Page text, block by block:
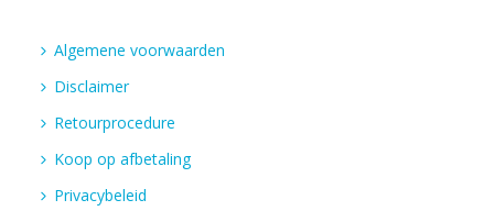
Algemene voorwaarden
Disclaimer
Retourprocedure
Koop op afbetaling
Privacybeleid